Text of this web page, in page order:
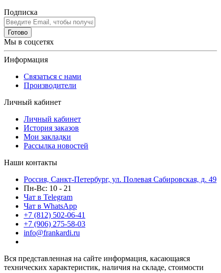
Подписка
Готово
Мы в соцсетях
Информация
Связаться с нами
Производители
Личный кабинет
Личный кабинет
История заказов
Мои закладки
Рассылка новостей
Наши контакты
Россия, Санкт-Петербург, ул. Полевая Сабировская, д. 49
Пн-Вс: 10 - 21
Чат в Telegram
Чат в WhatsApp
+7 (812) 502-06-41
+7 (906) 275-58-03
info@frankardi.ru
Вся представленная на сайте информация, касающаяся
технических характеристик, наличия на складе, стоимости